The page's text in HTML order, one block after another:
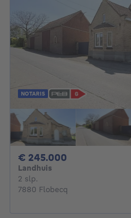
NOTARIS
€ 245.000
Landhuis
2 slp.
7880 Flobecq